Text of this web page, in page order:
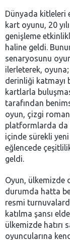
Dünyada kitleleri
kart oyunu, 20
genişleme
haline geldi.
senaryosunu
ilerleterek,
derinliği katmayı
kartlarla
tarafından
oyun, çizgi
platformlarda da
içinde sürekli
eğlencede
geldi.
Oyun, ülkemizde
durumda hatta
resmi
katılma şansı
ülkemizde hatırı
oyuncularına